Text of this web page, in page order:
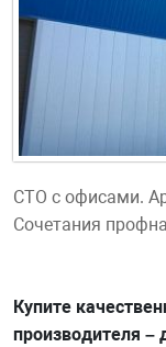
СТО с офисами.
Сочетания
Купите
производителя –